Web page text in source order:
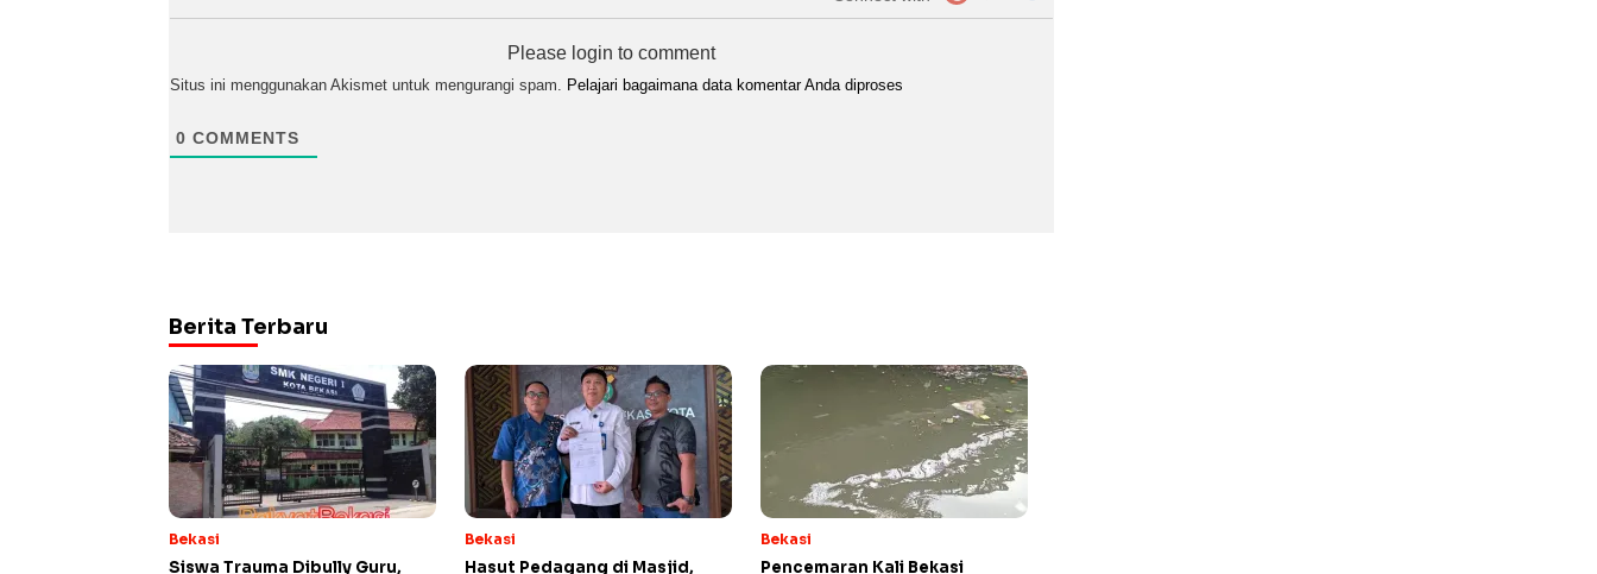
Please login to comment
Situs ini menggunakan Akismet untuk mengurangi spam. Pelajari bagaimana data komentar Anda diproses
0 COMMENTS
Berita Terbaru
Bekasi
Siswa Trauma Dibully Guru,
Bekasi
Hasut Pedagang di Masjid,
Bekasi
Pencemaran Kali Bekasi